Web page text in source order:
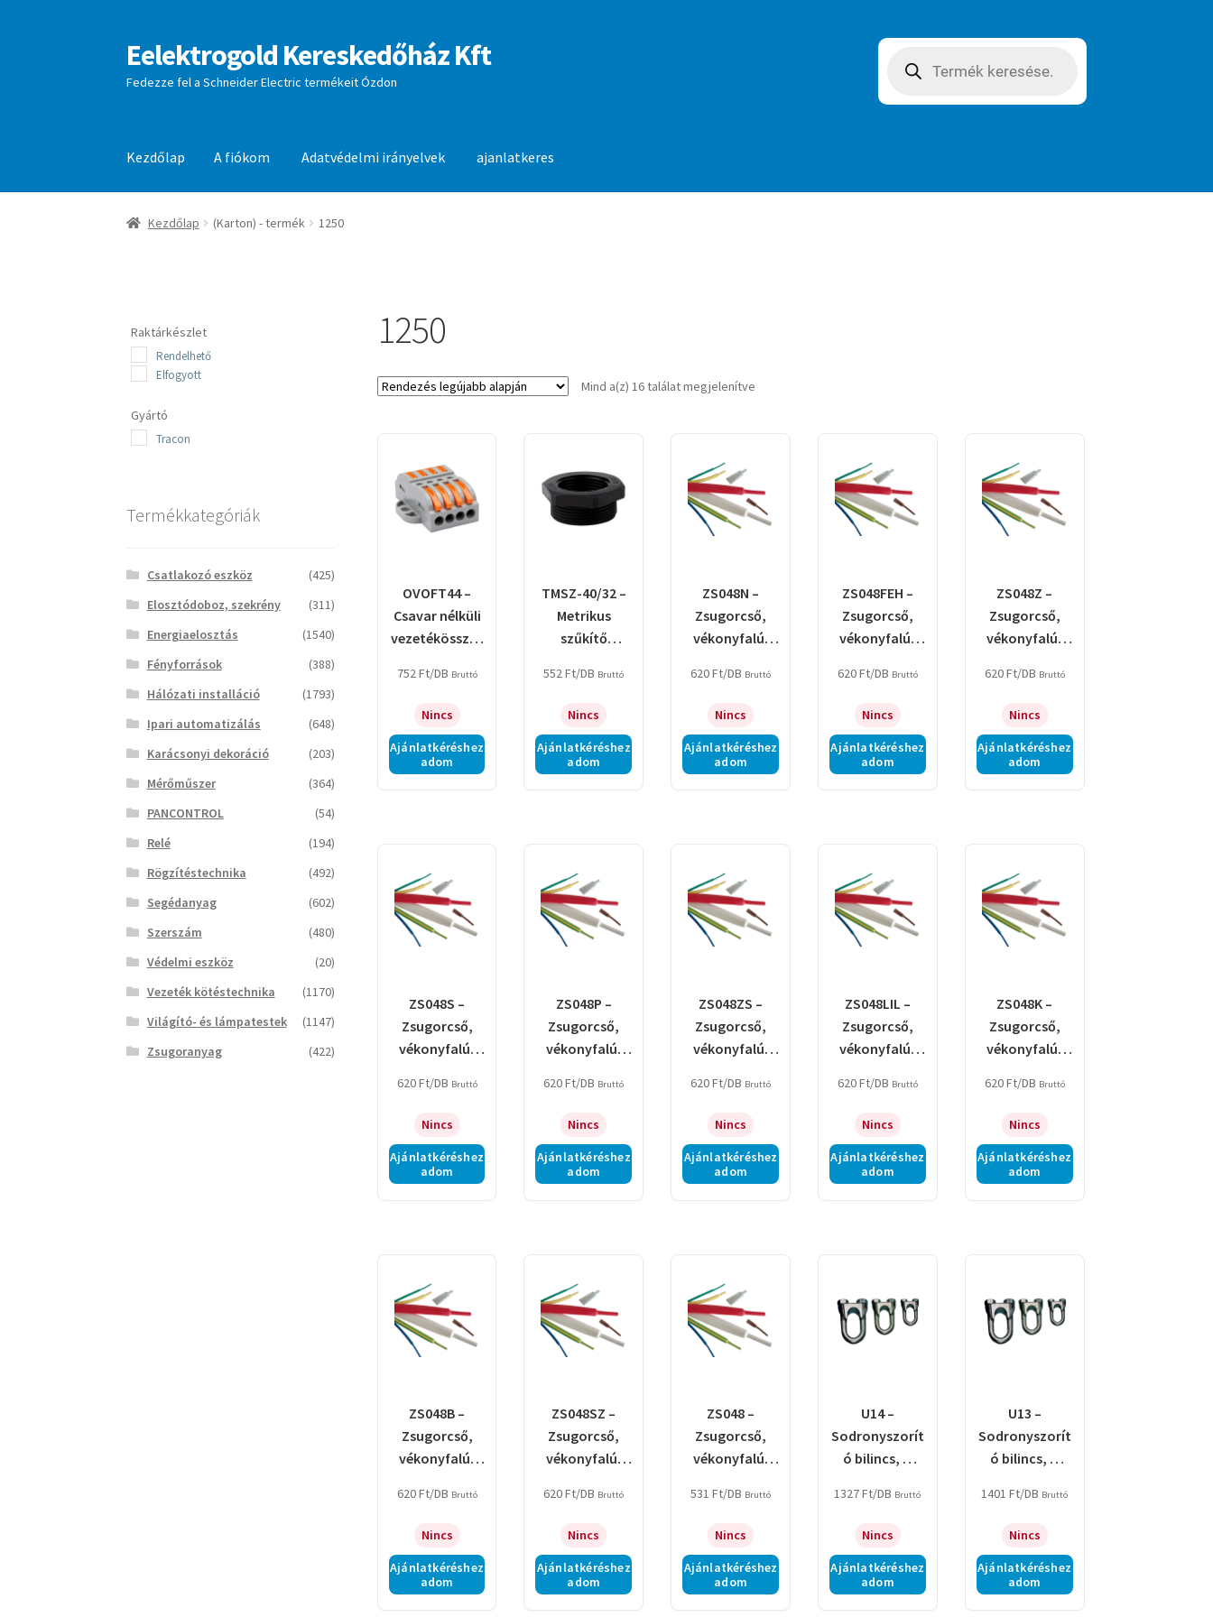
Ugrás
a
navigációhoz
Kilépés
a
tartalomba
Eelektrogold Kereskedőház Kft
Fedezze fel a Schneider Electric termékeit Ózdon
search
Kezdőlap A fiókom Adatvédelmi irányelvek ajanlatkeres
Kezdőlap A fiókom Adatvédelmi irányelvek
Kezdőlap (Karton) - termék 1250
1250
Mind a(z) 16 találat megjelenítveSorted
OVOFT44 –
Csavar nélküli
vezetékösszek
nyitható
752 Ft/DB Bruttó
Nincs
Ajánlatkéréshez
adom
TMSZ-40/32 –
Metrikus
szűkítő
552Ft/DB Bruttó
Nincs
Ajánlatkéréshez
adom
ZS048N –
Zsugorcső,
vékonyfalú,
zsugorodás,
620Ft/DB Bruttó
Nincs
Ajánlatkéréshez
adom
ZS048FEH –
Zsugorcső,
vékonyfalú,
zsugorodás,
620Ft/DB Bruttó
Nincs
Ajánlatkéréshez
adom
ZS048Z –
Zsugorcső,
vékonyfalú,
zsugorodás,
620Ft/DB Bruttó
Nincs
Ajánlatkéréshez
adom
ZS048S –
Zsugorcső,
vékonyfalú,
zsugorodás,
sárga
620Ft/DB Bruttó
Nincs
Ajánlatkéréshez
adom
ZS048P –
Zsugorcső,
vékonyfalú,
zsugorodás,
piros
620Ft/DB Bruttó
Nincs
Ajánlatkéréshez
adom
ZS048ZS –
Zsugorcső,
vékonyfalú,
zsugorodás,
zöld/sárga
620Ft/DB Bruttó
Nincs
Ajánlatkéréshez
adom
ZS048LIL –
Zsugorcső,
vékonyfalú,
zsugorodás,
lila
620Ft/DB Bruttó
Nincs
Ajánlatkéréshez
adom
ZS048K –
Zsugorcső,
vékonyfalú,
zsugorodás,
kék
620Ft/DB Bruttó
Nincs
Ajánlatkéréshez
adom
ZS048B –
Zsugorcső,
vékonyfalú,
zsugorodás,
barna
620Ft/DB Bruttó
Nincs
Ajánlatkéréshez
adom
ZS048SZ –
Zsugorcső,
vékonyfalú,
zsugorodás,
szürke
620Ft/DB Bruttó
Nincs
Ajánlatkéréshez
adom
ZS048 –
Zsugorcső,
vékonyfalú,
zsugorodás,
fekete
531Ft/DB Bruttó
Nincs
Ajánlatkéréshez
adom
U14 –
Sodronyszorít
ó bilincs, U
acél+temperál
t öntvény
1327Ft/DB Bruttó
Nincs
Ajánlatkéréshez
adom
U13 –
Sodronyszorít
ó bilincs, U
acél+temperál
t öntvény
1401Ft/DB Bruttó
Nincs
Ajánlatkéréshez
adom
Raktárkészlet
Rendelhető
Elfogyott
Gyártó
Tracon
Termékkategóriák
Csatlakozó eszköz
(425)
Elosztódoboz, szekrény
(311)
Energiaelosztás
(1540)
Fényforrások
(388)
Hálózati installáció
(1793)
Ipari automatizálás
(648)
Karácsonyi dekoráció
(203)
Mérőműszer
(364)
PANCONTROL
(54)
Relé
(194)
Rögzítéstechnika
(492)
Segédanyag
(602)
Szerszám
(480)
Védelmi eszköz
(20)
Vezeték kötéstechnika
(1170)
Világító- és lámpatestek
(1147)
Zsugoranyag
(422)